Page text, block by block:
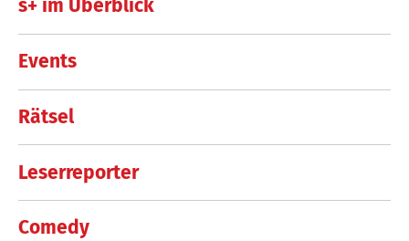
s+ im Überblick
Events
Rätsel
Leserreporter
Comedy